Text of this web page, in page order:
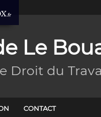
Le
Droit du
CONTACT